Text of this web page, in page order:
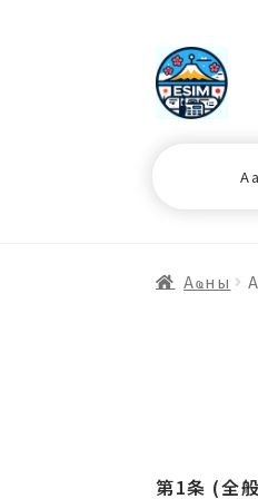
ナ
ビ
ゲ
ス
コ
ン
テ
プ Аҩны
第1条 (全